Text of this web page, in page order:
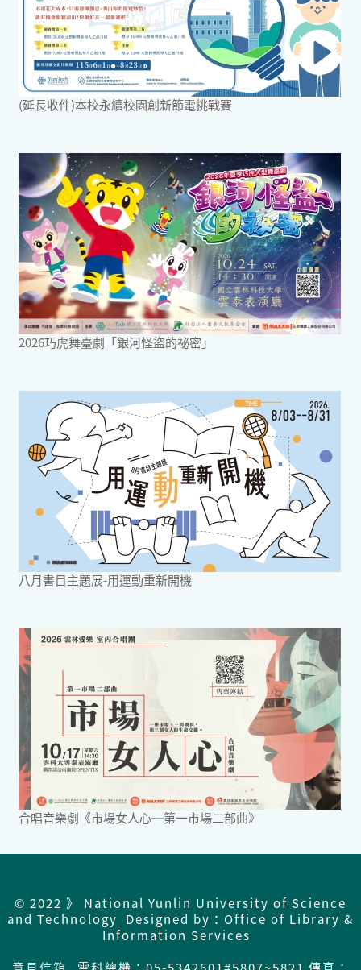
(延長收件)本校永續校園創新節電挑戰賽
2026巧虎舞臺劇「銀河怪盜的祕密」
八月書目主題展-用運動重新開機
合唱音樂劇《市場女人心─第一市場二部曲》
© 2022 》 National Yunlin University of Science
and Technology Designed by：Office of Library &
Information Services